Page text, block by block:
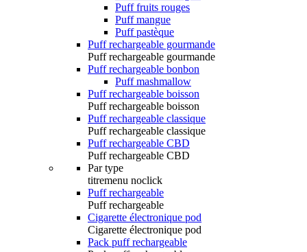
Puff fruits rouges
Puff mangue
Puff pastèque
Puff rechargeable gourmande
Puff rechargeable gourmande
Puff rechargeable bonbon
Puff mashmallow
Puff rechargeable boisson
Puff rechargeable boisson
Puff rechargeable classique
Puff rechargeable classique
Puff rechargeable CBD
Puff rechargeable CBD
Par type
titremenu noclick
Puff rechargeable
Puff rechargeable
Cigarette électronique pod
Cigarette électronique pod
Pack puff rechargeable